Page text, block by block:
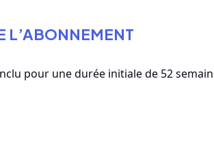
L’ABONNEMENT
pour une durée initiale de 52